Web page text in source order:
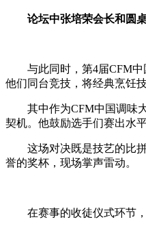
论坛中张培荣会长和 圆
与此同时，第4届CFM
他们同台竞技，将经典烹饪
其中作为CFM中国调味
契机。他鼓励选手们赛出水
这场对决既是技艺的比
誉的奖杯，现场掌声雷动。
在赛事的收徒仪式环节